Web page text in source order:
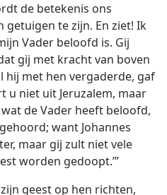
de betekenis ons
getuigen te zijn. En ziet! Ik
Vader beloofd is. Gij
gij met kracht van boven
hij met hen vergaderde, gaf
u niet uit Jeruzalem, maar
de Vader heeft beloofd,
want Johannes
maar gij zult niet vele
worden gedoopt.’”
geest op hen richten,